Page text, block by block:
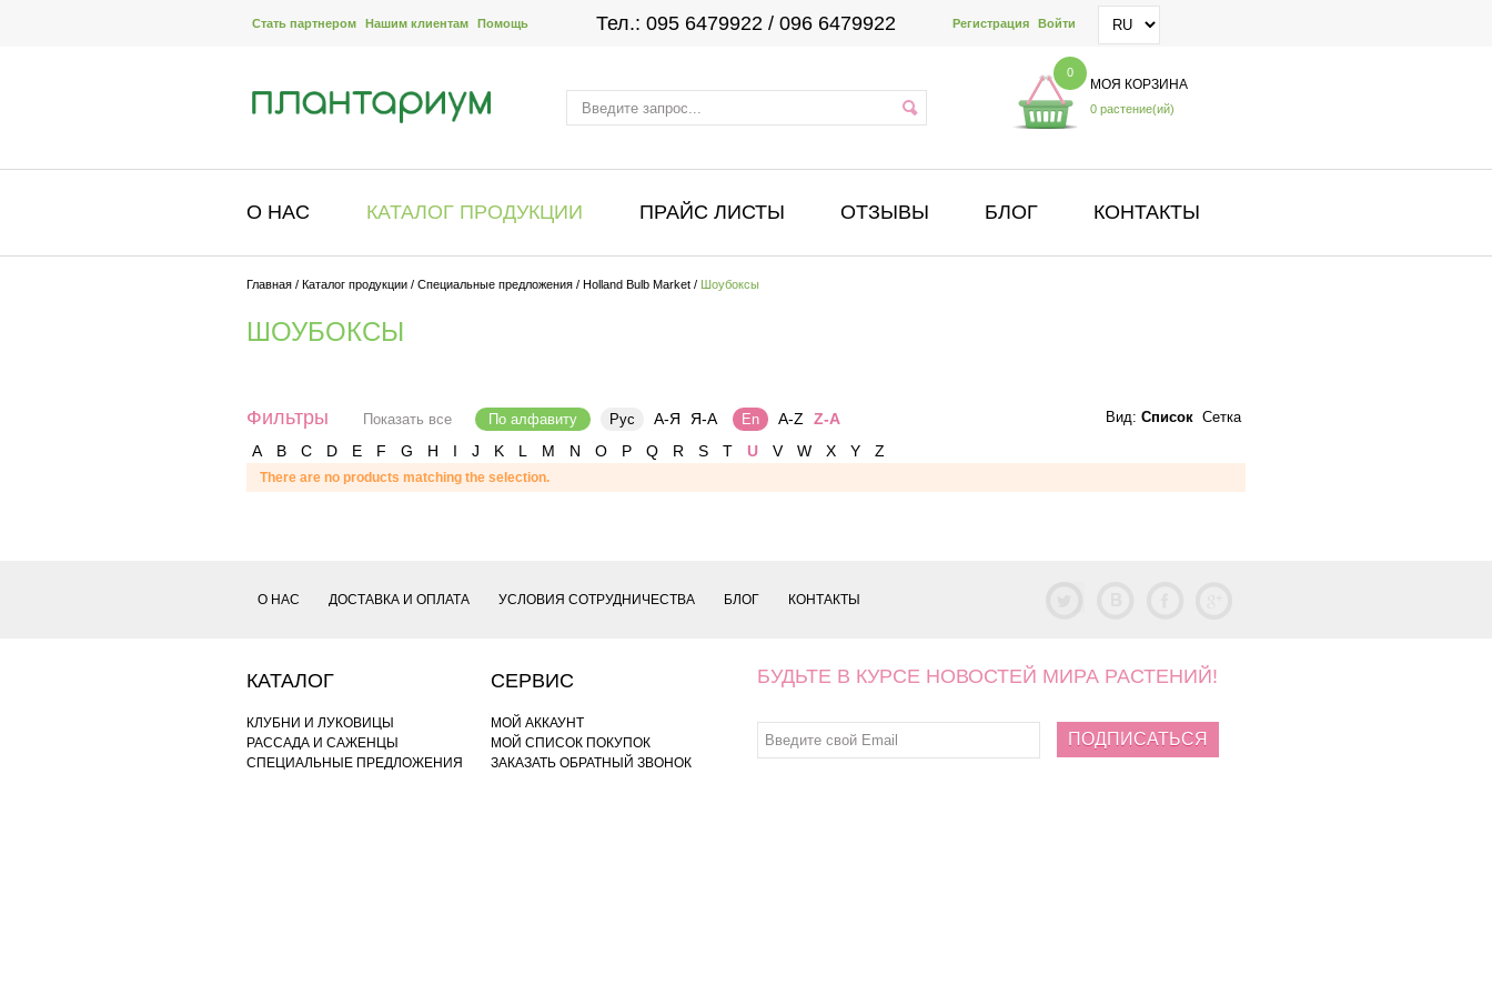
Стать партнером Нашим клиентам Помощь Тел.: 095 6479922 / 096 6479922 Регистрация Войти
0
МОЯ КОРЗИНА
0 растение(ий)
О НАС КАТАЛОГ ПРОДУКЦИИ ПРАЙС ЛИСТЫ ОТЗЫВЫ БЛОГ КОНТАКТЫ
Главная / Каталог продукции / Специальные предложения / Holland Bulb Market / Шоубоксы
ШОУБОКСЫ
Фильтры Показать все По алфавиту Рус А-Я Я-А En A-Z
Z-A
A
B C D E F G H I J K L M N O P Q R S T U V W X Y Z
Вид: Список Сетка
There are no products matching the selection.
О НАС ДОСТАВКА И ОПЛАТА УСЛОВИЯ СОТРУДНИЧЕСТВА БЛОГ КОНТАКТЫ
КАТАЛОГ
КЛУБНИ И ЛУКОВИЦЫ
РАССАДА И САЖЕНЦЫ
СПЕЦИАЛЬНЫЕ ПРЕДЛОЖЕНИЯ
СЕРВИС
МОЙ АККАУНТ
МОЙ СПИСОК ПОКУПОК
ЗАКАЗАТЬ ОБРАТНЫЙ ЗВОНОК
БУДЬТЕ В КУРСЕ НОВОСТЕЙ МИРА РАСТЕНИЙ!
ПОДПИСАТЬСЯ